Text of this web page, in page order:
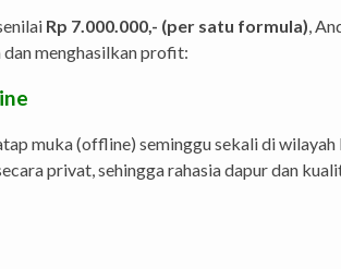
Rp 7.000.000,- (per satu formula),
menghasilkan profit:
muka (offline) seminggu sekali di
privat, sehingga rahasia dapur dan